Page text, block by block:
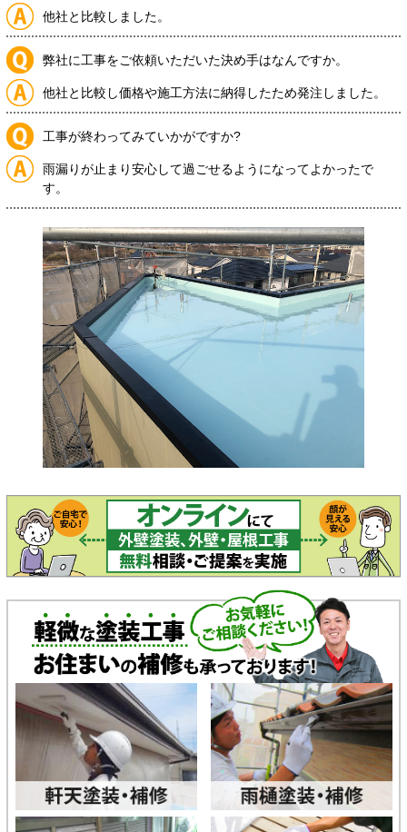
他社と比較しました。
弊社に工事をご依頼いただいた決め手はなんですか。
他社と比較し価格や施工方法に納得したため発注しました。
工事が終わってみていかがですか?
雨漏りが止まり安心して過ごせるようになってよかったで
す。